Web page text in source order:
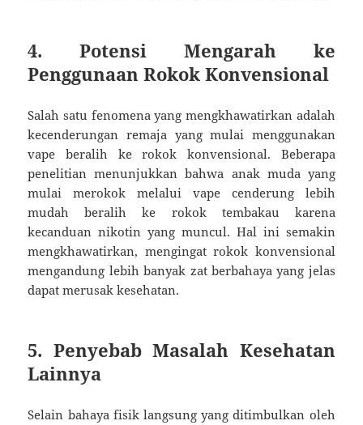
4.Potensi Mengarah ke
Penggunaan Rokok Konvensional
Salah satu fenomena yang mengkhawatirkan adalah
kecenderungan remaja yang mulai menggunakan
vape beralih ke rokok konvensional. Beberapa
penelitian menunjukkan bahwa anak muda yang
mulai merokok melalui vape cenderung lebih
mudah beralih ke rokok tembakau karena
kecanduan nikotin yang muncul. Hal ini semakin
mengkhawatirkan, mengingat rokok konvensional
mengandung lebih banyak zat berbahaya yang jelas
dapat merusak kesehatan.
5. Penyebab Masalah Kesehatan
Lainnya
Selain bahaya fisik langsung yang ditimbulkan oleh